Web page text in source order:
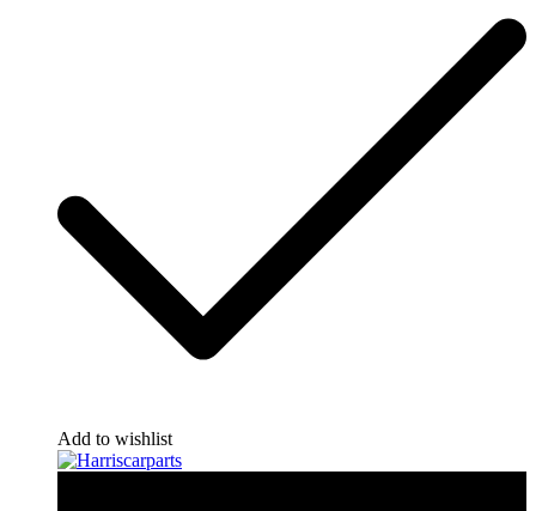
Add to wishlist